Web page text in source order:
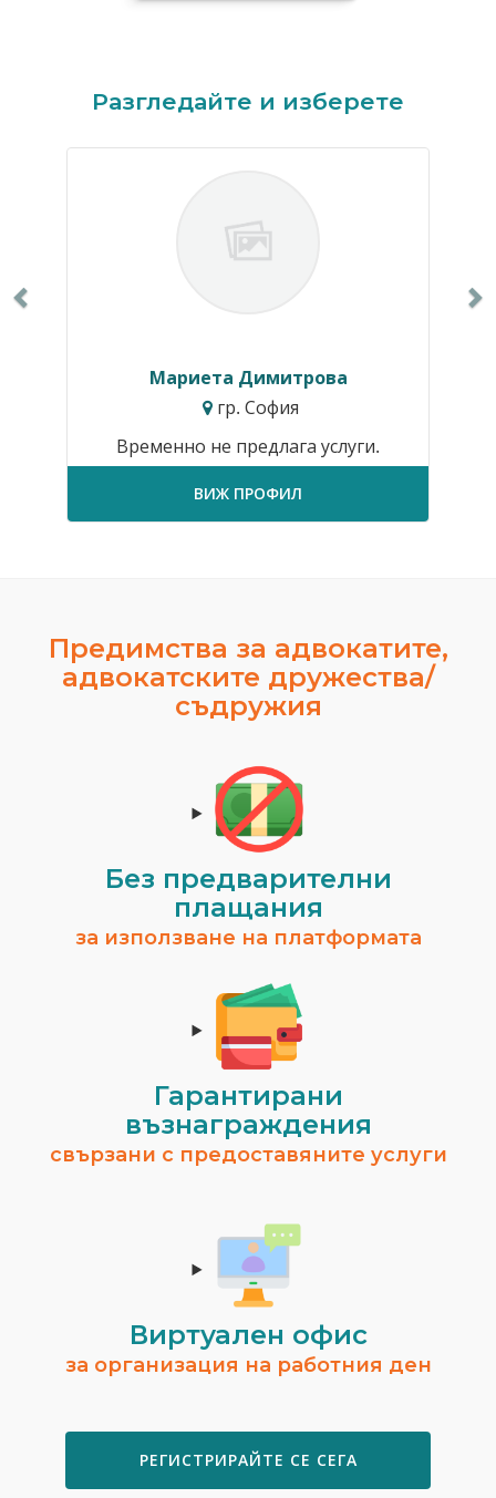
Разгледайте и изберете
Мариета Димитрова
гр. София
Временно не предлага услуги.
ВИЖ ПРОФИЛ
Предимства за адвокатите,
адвокатските дружества/
съдружия
Без предварителни
плащания
за използване на платформата
Гарантирани
възнаграждения
свързани с предоставяните услуги
Виртуален офис
за организация на работния ден
РЕГИСТРИРАЙТЕ СЕ СЕГА